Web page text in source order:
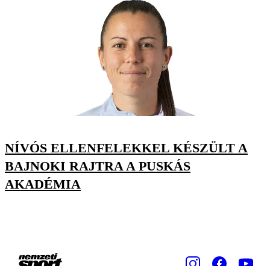
NÍVÓS ELLENFELEKKEL KÉSZÜLT A
BAJNOKI RAJTRA A PUSKÁS
AKADÉMIA